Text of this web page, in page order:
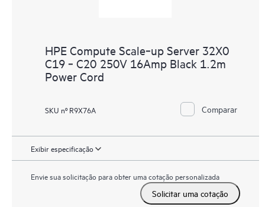
HPE Compute Scale‑up Server 32X0
C19 ‑ C20 250V 16Amp Black 1.2m
Power Cord
SKU nº R9X76A Comparar
Exibir especificação
Envie sua solicitação para obter uma cotação personalizada
Solicitar uma cotação